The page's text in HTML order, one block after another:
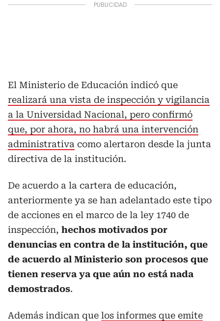
El Ministerio de Educación indicó que
realizará una vista de inspección y vigilancia
a la Universidad Nacional, pero confirmó
que, por ahora, no habrá una intervención
administrativa como alertaron desde la junta
directiva de la institución.
De acuerdo a la cartera de educación,
anteriormente ya se han adelantado este tipo
de acciones en el marco de la ley 1740 de
inspección, hechos motivados por
denuncias en contra de la institución, que
de acuerdo al Ministerio son procesos que
tienen reserva ya que aún no está nada
demostrados.
Además indican que los informes que emite